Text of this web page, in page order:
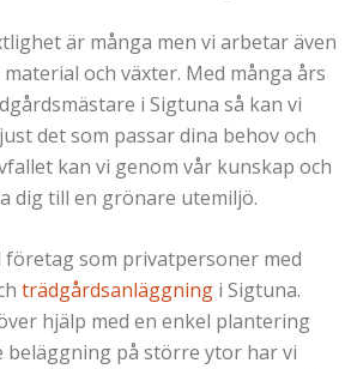
är många men vi arbetar även
och växter. Med många års
i Sigtuna så kan vi
det som passar dina behov och
kan vi genom vår kunskap och
dig till en grönare utemiljö.
företag som privatpersoner med
trädgårdsanläggning i Sigtuna.
hjälp med en enkel plantering
beläggning på större ytor har vi